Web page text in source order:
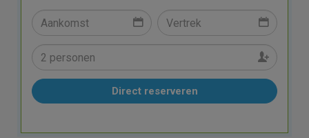
Direct reserveren